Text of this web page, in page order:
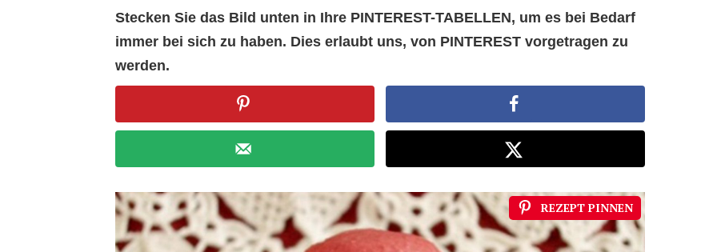
Stecken Sie das Bild unten in Ihre PINTEREST-TABELLEN, um es bei Bedarf
immer bei sich zu haben. Dies erlaubt uns, von PINTEREST vorgetragen zu
werden.
REZEPT PINNEN